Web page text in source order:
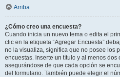
Arriba
¿Cómo creo una encuesta?
Cuando inicia un nuevo tema o edita el
clic en la etiqueta “Agregar Encuesta”
no la visualiza, significa que no posee los
encuestas. Inserte un título y al menos
asegurándose de que cada opción se
del formulario. También puede elegir el